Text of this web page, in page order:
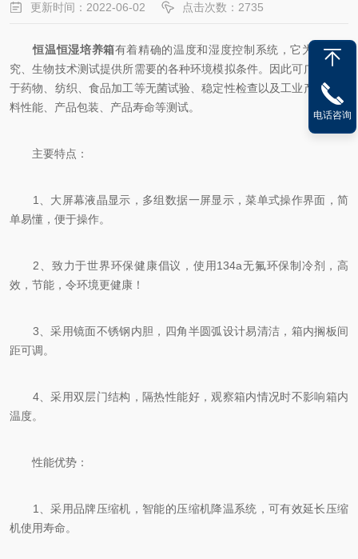
更新时间：2022-06-02 点击次数：2735
恒温恒湿培养箱有着精确的温度和湿度控制系统，它为产业研
究、生物技术测试提供所需要的各种环境模拟条件。因此可广泛适用
于药物、纺织、食品加工等无菌试验、稳定性检查以及工业产品的原
料性能、产品包装、产品寿命等测试。
主要特点：
1、大屏幕液晶显示，多组数据一屏显示，菜单式操作界面，简
单易懂，便于操作。
2、致力于世界环保健康倡议，使用134a无氟环保制冷剂，高
效，节能，令环境更健康！
3、采用镜面不锈钢内胆，四角半圆弧设计易清洁，箱内搁板间
距可调。
4、采用双层门结构，隔热性能好，观察箱内情况时不影响箱内
温度。
性能优势：
1、采用品牌压缩机，智能的压缩机降温系统，可有效延长压缩
机使用寿命。
电话咨询